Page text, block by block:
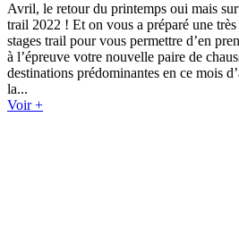
Avril, le retour du printemps oui mais
trail 2022 ! Et on vous a préparé une
stages trail pour vous permettre d’en
à l’épreuve votre nouvelle paire de
destinations prédominantes en ce mois
la...
Voir +